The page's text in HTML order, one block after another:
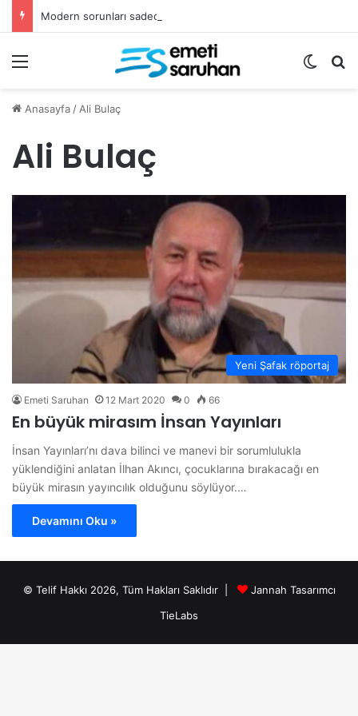
Modern sorunları sadece fetvalarla çözemeyiz
Menü Dış
Anasayfa/Ali Bulaç
Ali Bulaç
Yeni Şafak röportaj
Emeti Saruhan 12 Mart 2020 0 66
En büyük mirasım İnsan Yayınları
İnsan Yayınları’nı dava bilinci ve manevi bir sorumlulukla
yüklendiğini anlatan İlhan Akıncı, çocuklarına bırakacağı en
büyük mirasın yayıncılık olduğunu söylüyor.…
Devamını Oku »
© Telif Hakkı 2026, Tüm Hakları Saklıdır |
Jannah Tasarımcı
TieLabs